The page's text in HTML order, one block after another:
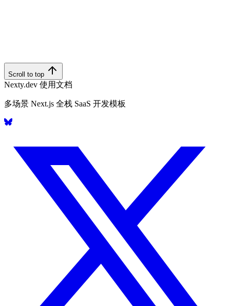
Scroll to top
Nexty.dev 使用文档
多场景 Next.js 全栈 SaaS 开发模板